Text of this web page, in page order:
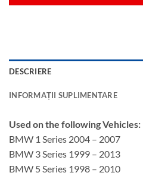
DESCRIERE
INFORMAȚII SUPLIMENTARE
Used on the following Vehicles:
BMW 1 Series 2004 – 2007
BMW 3 Series 1999 – 2013
BMW 5 Series 1998 – 2010